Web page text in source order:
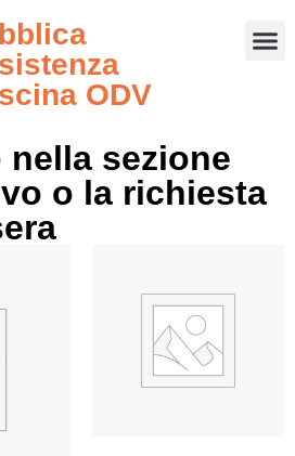
ODV
nella sezione
o la richiesta